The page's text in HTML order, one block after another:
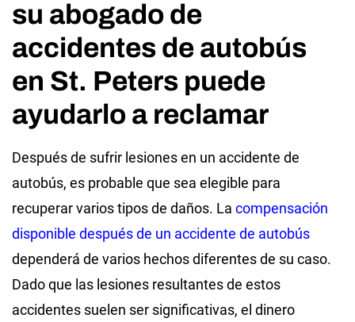
su abogado de
accidentes de autobús
en St. Peters puede
ayudarlo a reclamar
Después de sufrir lesiones en un accidente de
autobús, es probable que sea elegible para
recuperar varios tipos de daños. La compensación
disponible después de un accidente de autobús
dependerá de varios hechos diferentes de su caso.
Dado que las lesiones resultantes de estos
accidentes suelen ser significativas, el dinero